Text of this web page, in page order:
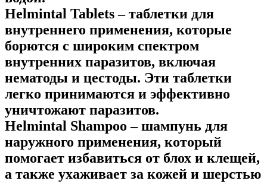
Helmintal Tablets – таблетки для
внутреннего применения, которые
борются с широким спектром
внутренних паразитов, включая
нематоды и цестоды. Эти таблетки
легко принимаются и эффективно
уничтожают паразитов.
Helmintal Shampoo – шампунь для
наружного применения, который
помогает избавиться от блох и клещей,
а также ухаживает за кожей и шерстью